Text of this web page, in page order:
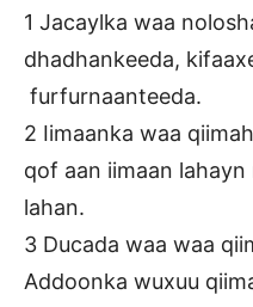
1 Jacaylka waa
dhadhankeeda,
furfurnaanteeda.
2 Iimaanka waa
qof aan iimaan
lahan.
3 Ducada waa waa
Addoonka wuxuu